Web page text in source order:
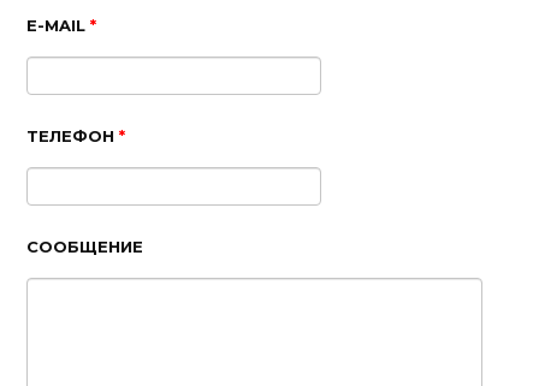
E-MAIL *
ТЕЛЕФОН *
СООБЩЕНИЕ